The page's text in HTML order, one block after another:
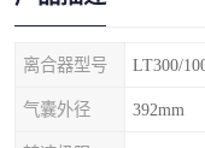
离合器型号 LT300/
气囊外径 392mm